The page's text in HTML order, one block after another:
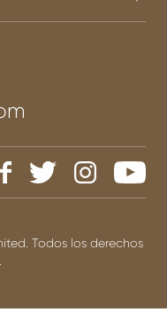
Todos los derechos